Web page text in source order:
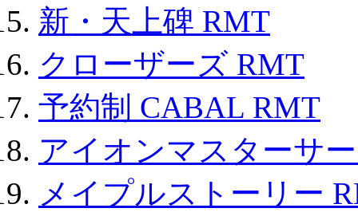
新・天上碑 RMT
クローザーズ RMT
予約制 CABAL RMT
アイオンマスターサ
メイプルストーリー